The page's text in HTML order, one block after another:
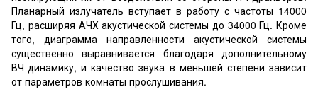
Планарный излучатель вступает в работу с частоты 14000
Гц, расширяя АЧХ акустической системы до 34000 Гц. Кроме
того, диаграмма направленности акустической системы
существенно выравнивается благодаря дополнительному
ВЧ-динамику, и качество звука в меньшей степени зависит
от параметров комнаты прослушивания.